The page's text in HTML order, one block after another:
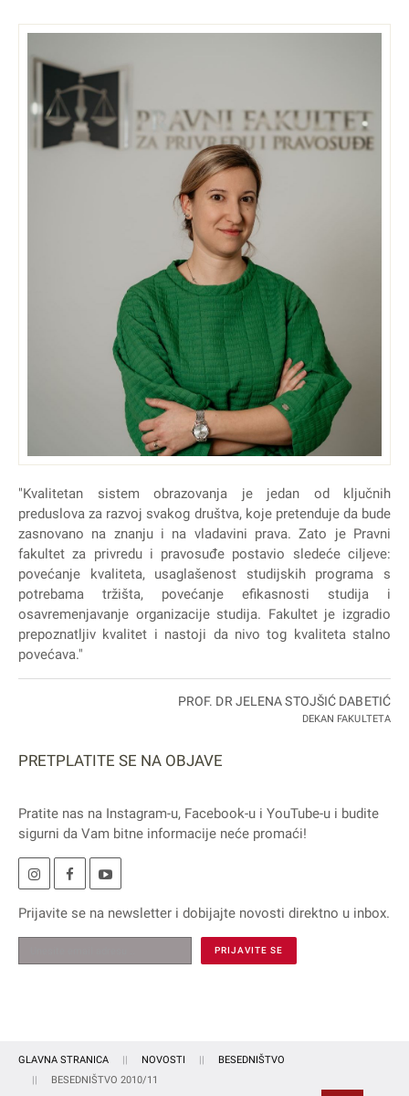
"Kvalitetan sistem obrazovanja je jedan od ključnih
preduslova za razvoj svakog društva, koje pretenduje da bude
zasnovano na znanju i na vladavini prava. Zato je Pravni
fakultet za privredu i pravosuđe postavio sledeće ciljeve:
povećanje kvaliteta, usaglašenost studijskih programa s
potrebama tržišta, povećanje efikasnosti studija i
osavremenjavanje organizacije studija. Fakultet je izgradio
prepoznatljiv kvalitet i nastoji da nivo tog kvaliteta stalno
povećava."
PROF. DR JELENA STOJŠIĆ DABETIĆ
DEKAN FAKULTETA
PRETPLATITE SE NA OBJAVE
Pratite nas na Instagram-u, Facebook-u i YouTube-u i budite
sigurni da Vam bitne informacije neće promaći!
Prijavite se na newsletter i dobijajte novosti direktno u inbox.
GLAVNA STRANICA NOVOSTI
BESEDNIŠTVO
BESEDNIŠTVO 2010/11